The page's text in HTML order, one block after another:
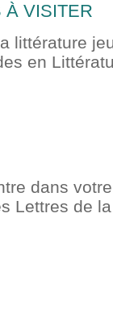
À VISITER
littérature
en
dans
Lettres de